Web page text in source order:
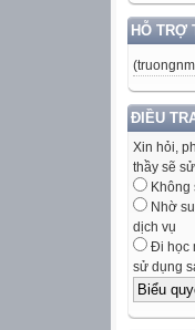
HỖ TRỢ
ĐIỀU
Xin hỏi,
thầy sẽ
Không
Nhờ
dịch vụ
Đi học
sử dụng